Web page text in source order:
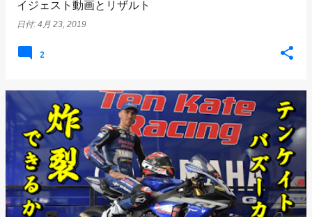
イジェスト動画とリザルト
日付: 4月 23, 2019
2